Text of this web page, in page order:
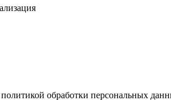
политикой обработки персональных